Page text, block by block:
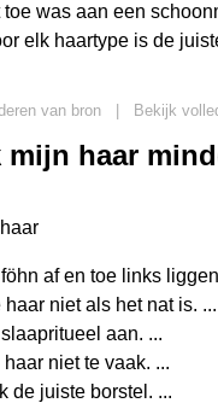
was aan een
elk haartype is de
van bron Bekijk
mijn haar
af en toe links
niet als het nat is. ...
aan. ...
niet te vaak. ...
de juiste borstel. ...